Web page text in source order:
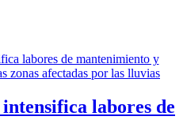
labores de